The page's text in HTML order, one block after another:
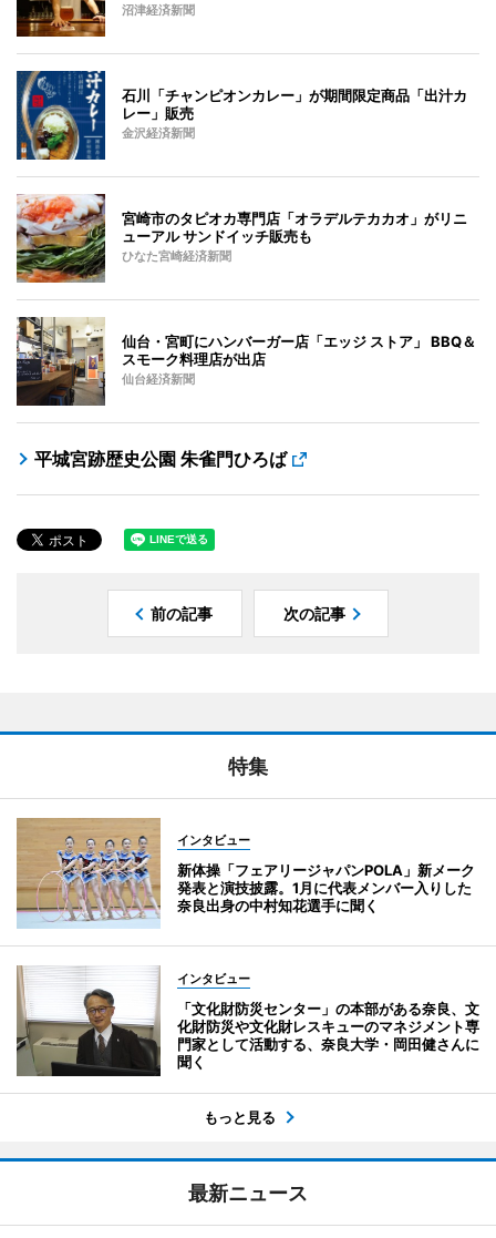
沼津経済新聞
石川「チャンピオンカレー」が期間限定商品「出汁カ
レー」販売
金沢経済新聞
宮崎市のタピオカ専門店「オラデルテカカオ」がリニ
ューアル サンドイッチ販売も
ひなた宮崎経済新聞
仙台・宮町にハンバーガー店「エッジ ストア」 BBQ＆
スモーク料理店が出店
仙台経済新聞
平城宮跡歴史公園 朱雀門ひろば
前の記事 次の記事
特集
インタビュー
新体操「フェアリージャパンPOLA」新メーク
発表と演技披露。1月に代表メンバー入りした
奈良出身の中村知花選手に聞く
インタビュー
「文化財防災センター」の本部がある奈良、文
化財防災や文化財レスキューのマネジメント専
門家として活動する、奈良大学・岡田健さんに
聞く
もっと見る
最新ニュース